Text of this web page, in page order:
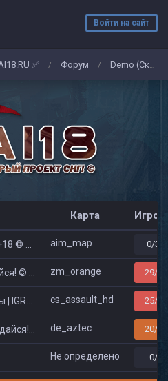
Войти на сайт
✅ / Форум / Demo (Скриншоты)
Карта
aim_map 0/32
Show zm_orange 29/32
ツ █ cs_assault_hd 25/32
Classic de_aztec 20/32
Не определено 0/0